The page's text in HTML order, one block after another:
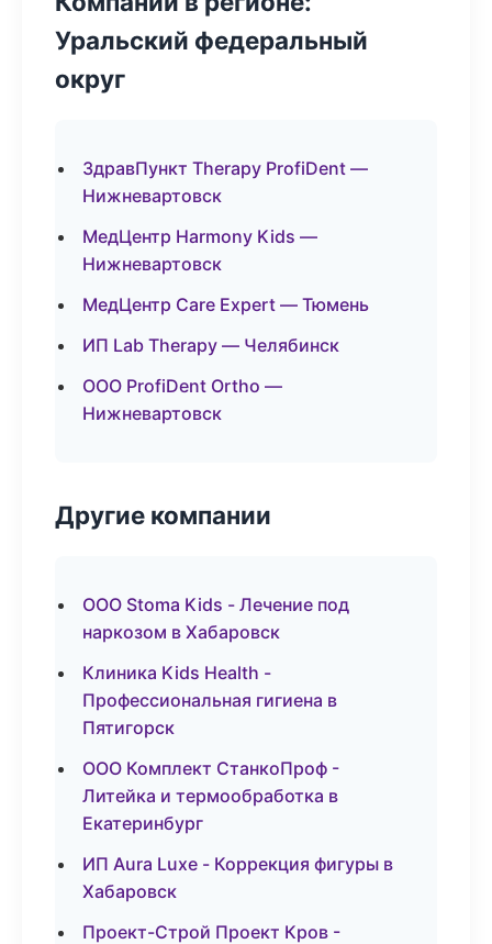
Уральский федеральный
округ
ЗдравПункт Therapy ProfiDent —
Нижневартовск
МедЦентр Harmony Kids —
Нижневартовск
МедЦентр Care Expert — Тюмень
ИП Lab Therapy — Челябинск
ООО ProfiDent Ortho —
Нижневартовск
Другие компании
ООО Stoma Kids - Лечение под
наркозом в Хабаровск
Клиника Kids Health -
Профессиональная гигиена в
Пятигорск
ООО Комплект СтанкоПроф -
Литейка и термообработка в
Екатеринбург
ИП Aura Luxe - Коррекция фигуры в
Хабаровск
Проект-Строй Проект Кров -